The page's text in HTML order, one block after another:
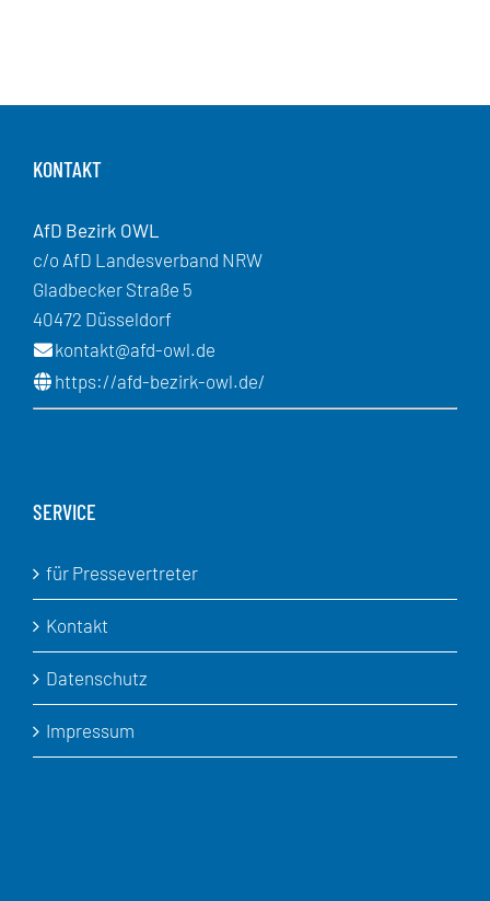
KONTAKT
AfD Bezirk OWL
c/o AfD Landesverband NRW
Gladbecker Straße 5
40472 Düsseldorf
kontakt@afd-owl.de
https://afd-bezirk-owl.de/
SERVICE
für Pressevertreter
Kontakt
Datenschutz
Impressum